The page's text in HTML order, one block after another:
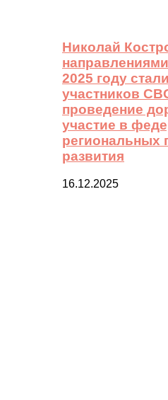
Николай
2025 году
участников
проведение
участие в
региональных
развития
16.12.2025